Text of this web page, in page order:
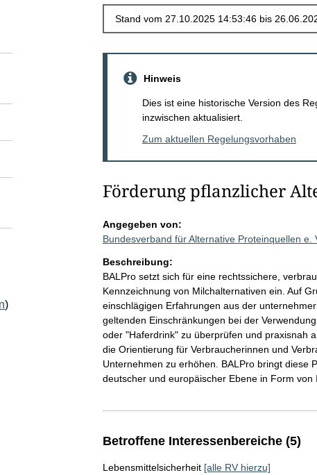
)
Hinweis
Dies ist eine historische Version des
inzwischen aktualisiert.
Zum aktuellen Regelungsvorhaben
Förderung pflanzlicher
Angegeben von:
Bundesverband für Alternative Proteinquellen e.
Beschreibung:
BALPro setzt sich für eine rechtssichere,
Kennzeichnung von Milchalternativen ein. Auf
einschlägigen Erfahrungen aus der
geltenden Einschränkungen bei der
oder "Haferdrink" zu überprüfen und praxisnah
die Orientierung für Verbraucherinnen und
Unternehmen zu erhöhen. BALPro bringt diese
deutscher und europäischer Ebene in Form
Betroffene Interessenbereiche (5)
Lebensmittelsicherheit [alle RV hierzu]